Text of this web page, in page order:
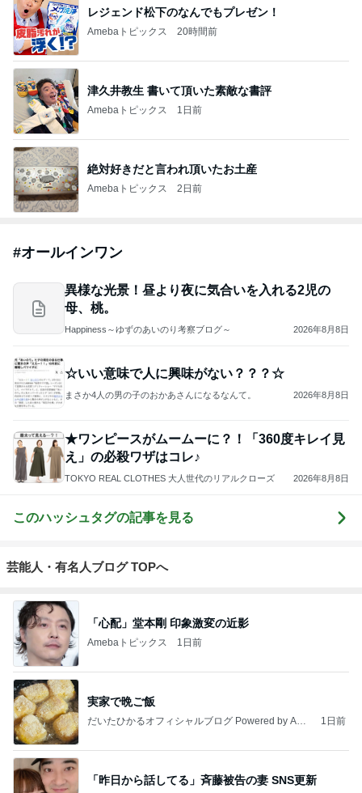
レジェンド松下のなんでもプレゼン！
Amebaトピックス 20時間前
津久井教生 書いて頂いた素敵な書評
Amebaトピックス 1日前
絶対好きだと言われ頂いたお土産
Amebaトピックス 2日前
#オールインワン
異様な光景！昼より夜に気合いを入れる2児の
母、桃。
Happiness～ゆずのあいのり考察ブログ～ 2026年8月8日
☆いい意味で人に興味がない？？？☆
まさか4人の男の子のおかあさんになるなんて。 2026年8月8日
★ワンピースがムームーに？！「360度キレイ見
え」の必殺ワザはコレ♪
TOKYO REAL CLOTHES 大人世代のリアルクローズ 2026年8月8日
このハッシュタグの記事を見る
芸能人・有名人ブログ TOPへ
「心配」堂本剛 印象激変の近影
Amebaトピックス 1日前
実家で晩ご飯
だいたひかるオフィシャルブログ Powered by Ame
1日前
「昨日から話してる」斉藤被告の妻 SNS更新